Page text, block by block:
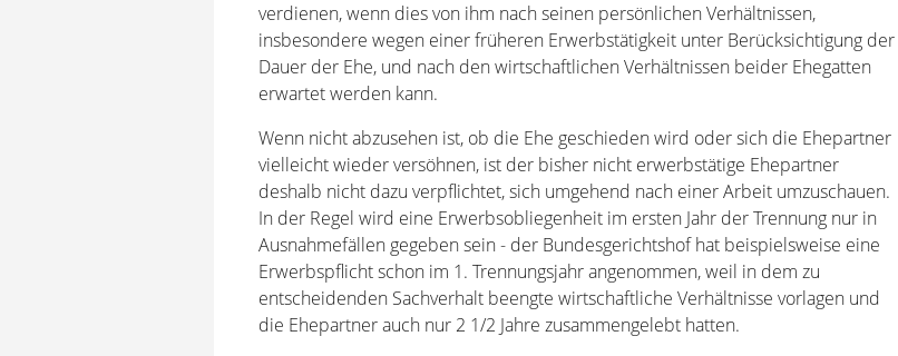
verdienen, wenn dies von ihm nach seinen persönlichen Verhältnissen,
insbesondere wegen einer früheren Erwerbstätigkeit unter Berücksichtigung der
Dauer der Ehe, und nach den wirtschaftlichen Verhältnissen beider Ehegatten
erwartet werden kann.
Wenn nicht abzusehen ist, ob die Ehe geschieden wird oder sich die Ehepartner
vielleicht wieder versöhnen, ist der bisher nicht erwerbstätige Ehepartner
deshalb nicht dazu verpflichtet, sich umgehend nach einer Arbeit umzuschauen.
In der Regel wird eine Erwerbsobliegenheit im ersten Jahr der Trennung nur in
Ausnahmefällen gegeben sein - der Bundesgerichtshof hat beispielsweise eine
Erwerbspflicht schon im 1. Trennungsjahr angenommen, weil in dem zu
entscheidenden Sachverhalt beengte wirtschaftliche Verhältnisse vorlagen und
die Ehepartner auch nur 2 1/2 Jahre zusammengelebt hatten.